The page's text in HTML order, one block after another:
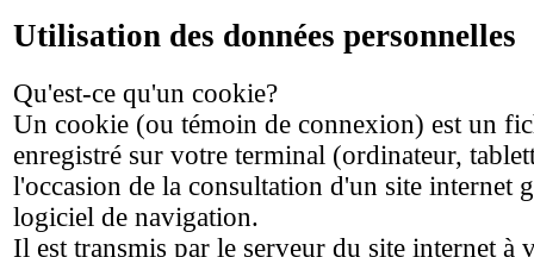
Utilisation des données personnelles
Qu'est-ce qu'un cookie?
Un cookie (ou témoin de connexion) est un
enregistré sur votre terminal (ordinateur,
l'occasion de la consultation d'un site internet
logiciel de navigation.
Il est transmis par le serveur du site internet à